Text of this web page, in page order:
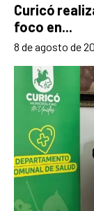
Curicó
foco en...
8 de agosto de